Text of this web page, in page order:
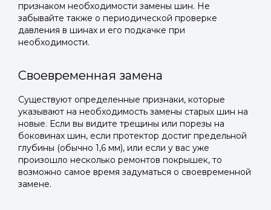
признаком необходимости замены шин. Не
забывайте также о периодической проверке
давления в шинах и его подкачке при
необходимости.
Своевременная замена
Существуют определенные признаки, которые
указывают на необходимость замены старых шин на
новые. Если вы видите трещины или порезы на
боковинах шин, если протектор достиг предельной
глубины (обычно 1,6 мм), или если у вас уже
произошло несколько ремонтов покрышек, то
возможно самое время задуматься о своевременной
замене.